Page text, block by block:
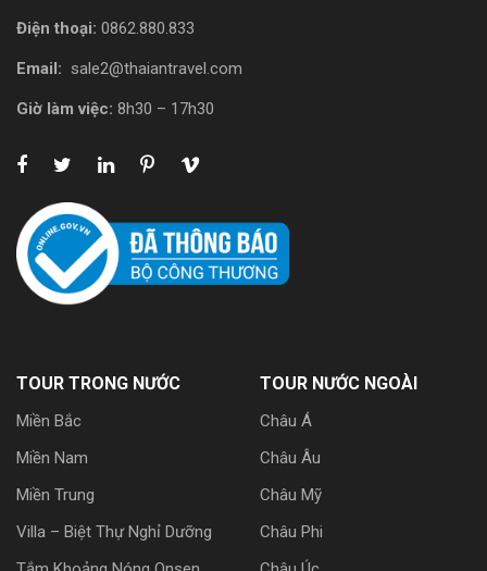
Điện thoại: 0862.880.833
Email: sale2@thaiantravel.com
Giờ làm việc: 8h30 – 17h30
TOUR TRONG NƯỚC
Miền Bắc
Miền Nam
Miền Trung
Villa – Biệt Thự Nghỉ Dưỡng
TOUR NƯỚC NGOÀI
Châu Á
Châu Âu
Châu Mỹ
Châu Phi